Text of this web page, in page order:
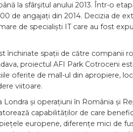
la sfârşitul anului 2013. Într-o
de angajați din 2014. Decizia de
de specialiști IT care au fost
închiriate spații de către companii
proiectul AFI Park Cotroceni
oferite de mall-ul din apropiere,
viitoare.
Londra și operațiuni în România și
capabilităților de care
europene, diferențe mici de